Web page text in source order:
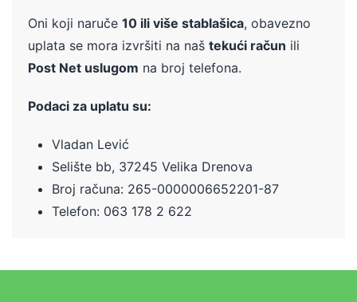
Oni koji naruče 10 ili više stablašica, obavezno
uplata se mora izvršiti na naš tekući račun ili
Post Net uslugom na broj telefona.
Podaci za uplatu su:
Vladan Lević
Selište bb, 37245 Velika Drenova
Broj računa: 265-0000006652201-87
Telefon: 063 178 2 622